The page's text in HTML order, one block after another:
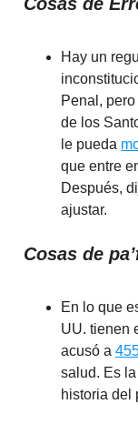
Hay un
Penal,
de los
le pueda
que entre
Después,
ajustar.
Cosas de
En lo que
UU. tienen
acusó a
salud. Es
historia del